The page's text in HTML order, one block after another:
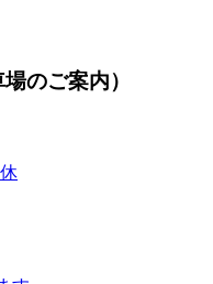
のご案内）